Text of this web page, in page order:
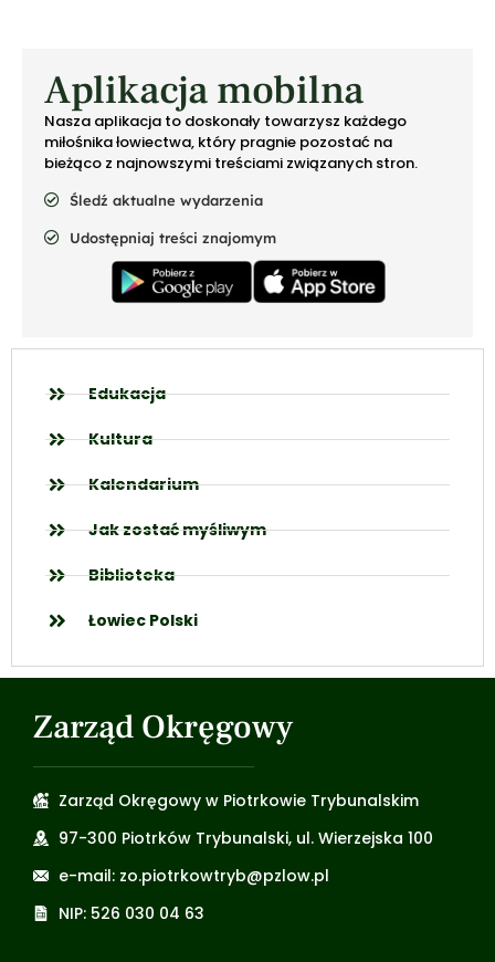
Aplikacja mobilna
Nasza aplikacja to doskonały towarzysz każdego
miłośnika łowiectwa, który pragnie pozostać na
bieżąco z najnowszymi treściami związanych stron.
Śledź aktualne wydarzenia
Udostępniaj treści znajomym
Edukacja
Kultura
Kalendarium
Jak zostać myśliwym
Biblioteka
Łowiec Polski
Zarząd Okręgowy
Zarząd Okręgowy w Piotrkowie Trybunalskim
97-300 Piotrków Trybunalski, ul. Wierzejska 100
e-mail: zo.piotrkowtryb@pzlow.pl
NIP: 526 030 04 63